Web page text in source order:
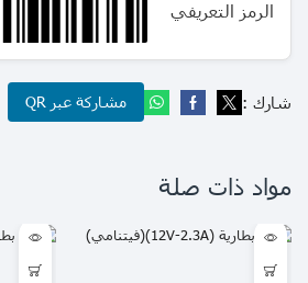
الرمز التعريفي
شارك : مشاركة عبر QR
مواد ذات صلة